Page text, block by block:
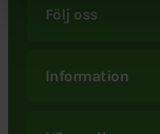
Följ oss
Information